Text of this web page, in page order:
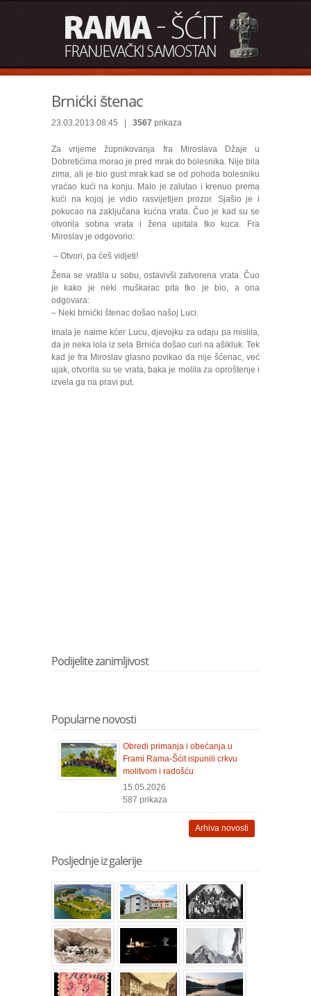
Brnićki štenac
23.03.2013 08:45 | 3567 prikaza
Za vrijeme župnikovanja fra Miroslava Džaje u
Dobretićima morao je pred mrak do bolesnika. Nije bila
zima, ali je bio gust mrak kad se od pohoda bolesniku
vraćao kući na konju. Malo je zalutao i krenuo prema
kući na kojoj je vidio rasvijetljen prozor. Sjašio je i
pokucao na zaključana kućna vrata. Čuo je kad su se
otvorila sobna vrata i žena upitala tko kuca. Fra
Miroslav je odgovorio:
– Otvori, pa ćeš vidjeti!
Žena se vratila u sobu, ostavivši zatvorena vrata. Čuo
je kako je neki muškarac pita tko je bio, a ona
odgovara:
– Neki brnićki štenac došao našoj Luci.
Imala je naime kćer Lucu, djevojku za udaju pa mislila,
da je neka lola iz sela Brnića došao curi na ašikluk. Tek
kad je fra Miroslav glasno povikao da nije šćenac, već
ujak, otvorila su se vrata, baka je molila za oproštenje i
izvela ga na pravi put.
Podijelite zanimljivost
Popularne novosti
Obredi primanja i obećanja u
Frami Rama-Šćit ispunili crkvu
molitvom i radošću
15.05.2026
587 prikaza
Arhiva novosti
Posljednje iz galerije